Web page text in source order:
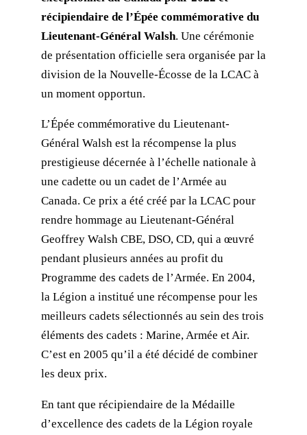
récipiendaire de l’Épée commémorative du
Lieutenant-Général Walsh. Une cérémonie
de présentation officielle sera organisée par la
division de la Nouvelle-Écosse de la LCAC à
un moment opportun.
L’Épée commémorative du Lieutenant-
Général Walsh est la récompense la plus
prestigieuse décernée à l’échelle nationale à
une cadette ou un cadet de l’Armée au
Canada. Ce prix a été créé par la LCAC pour
rendre hommage au Lieutenant-Général
Geoffrey Walsh CBE, DSO, CD, qui a œuvré
pendant plusieurs années au profit du
Programme des cadets de l’Armée. En 2004,
la Légion a institué une récompense pour les
meilleurs cadets sélectionnés au sein des trois
éléments des cadets : Marine, Armée et Air.
C’est en 2005 qu’il a été décidé de combiner
les deux prix.
En tant que récipiendaire de la Médaille
d’excellence des cadets de la Légion royale